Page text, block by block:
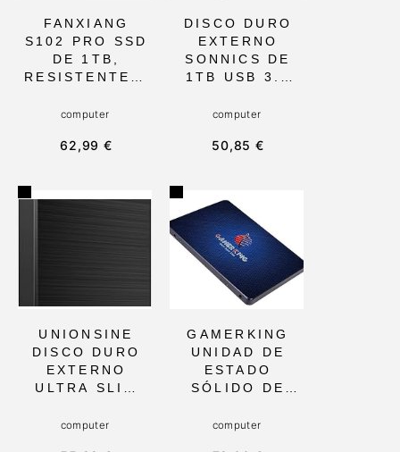
FANXIANG
S102 PRO SSD
DE 1TB,
RESISTENTE A
3D NAND TLC,
IDEAL PARA
ESCRITORIO Y
computer
62,99 €
DISCO DURO
EXTERNO
SONNICS DE
1TB USB 3.1
COMPATIBLE
WINDOWS,
PS4/PS5,
ULTRAFINO Y
PORTÁTIL EN
AZUL PARA
ALMACENAMIE
NTO DE
PELÍCULAS Y
JUEGOS
computer
50,85 €
UNIONSINE
DISCO DURO
EXTERNO
ULTRA SLIM
2.5 PORTÁTIL
computer
GAMERKING
UNIDAD DE
ESTADO
SÓLIDO DE
PARA
computer